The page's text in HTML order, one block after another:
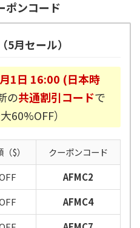
ポンコード
月セール）
1日 16:00 (日本時
の共通割引コードで
60%OFF）
$）
クーポンコード
AFMC2
AFMC4